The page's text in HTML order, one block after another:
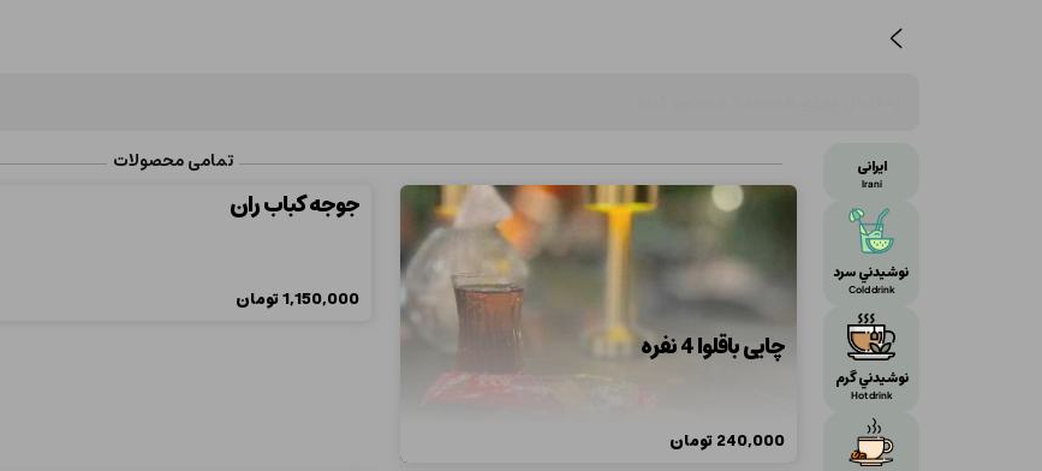
ایرانی
Irani
نوشيدني سر‌د
Cold drink
نوشيدني گرم
Hot drink
تمامی محصولات
چایی باقلوا 4 نفره
240,000تومان
جوجه کباب ران
1,150,000تومان